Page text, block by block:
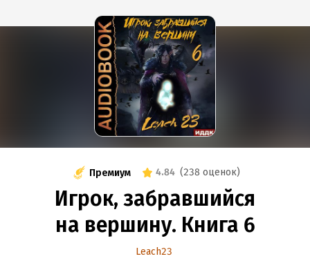
Премиум 4.84 (238 оценок)
Игрок, забравшийся
на вершину. Книга 6
Leach23